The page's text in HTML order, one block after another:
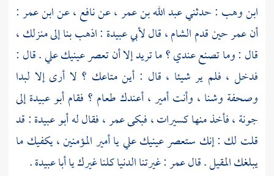
ابن وهب : حدثنيعبد الله بن عمر ،عننافع ،عنابن عمر:
أنعمرحين‌‌‌ قدمالشام ،قاللأبي عبيدة : اذهب بنا إلى منزلك ،
قال : وما تصنع عندي ؟ ما تريد إلا أن تعصر عينيك علي . قال :
فدخل ، فلم ير شيئا ، قال : أين متاعك ؟ لا أرى إلا لبدا
وصحفة وشنا ، وأنت أمير ، أعندك طعام ؟ فقامأبو عبيدةإلى
جونة ، فأخذ منها كسيرات ، فبكىعمر ،فقال لهأبو عبيدة: قد
قلت لك : إنك ستعصر عينيك علي يا أمير المؤمنين ، يكفيك ما
يبلغك المقيل . قالعمر: غيرتنا الدنيا كلنا غيرك ياأبا عبيدة.